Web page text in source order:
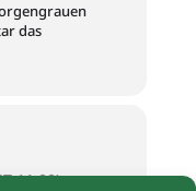
das
11:00)